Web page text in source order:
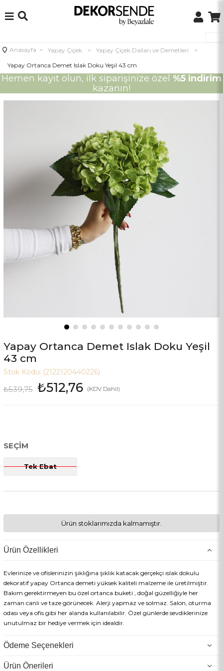
Anasayfa > Yapay Çiçek > Yapay Çiçek Dalları ve Demetleri
>
Yapay Ortanca Demet Islak Doku Yeşil 43 cm
Hemen kayıt olun, ilk siparişinize özel %5 indirim
kazanın!
Yapay Ortanca Demet Islak Doku Yeşil
43 cm
Stok Kodu: (2122120440226)
₺539,75 ₺512,76 (KDV Dahil)
SEÇIM
Tek Ebat
Ürün stoklarımızda kalmamıştır.
Ürün Özellikleri
Evlerinize ve ofislerinizin şıklığına şıklık katacak gerçekçi ıslak dokulu
dekoratif yapay Ortanca demeti yüksek kaliteli malzeme ile üretilmiştir.
Bakım gerektirmeyen bu özel ortanca buketi , doğal güzelliğiyle her
zaman canlı ve taze görünecek. Alerji yapmaz ve solmaz. Salon, oturma
odası veya ofis gibi her alanda kullanılabilir. Özel günlerde sevdiklerinize
unutulmaz bir hediye vermek için idealdir.
Ürünümüz kaliteli yapay dayanımlı plastik malzemeden üretilmiştir. Özel
kadar kaliteli üretilmiştir. ıslak dokulu gerçekci ortanca buketi , modern ve
Ödeme Seçenekleri
Ürün Önerileri